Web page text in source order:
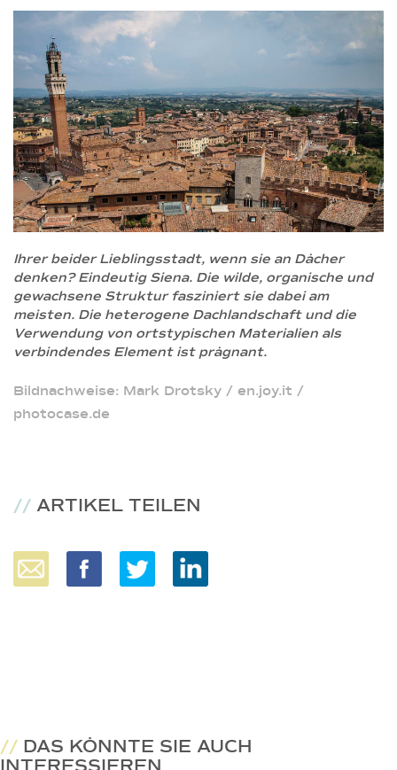
Ihrer beider Lieblingsstadt, wenn sie an Dächer
denken? Eindeutig Siena. Die wilde, organische und
gewachsene Struktur fasziniert sie dabei am
meisten. Die heterogene Dachlandschaft und die
Verwendung von ortstypischen Materialien als
verbindendes Element ist prägnant.
Bildnachweise: Mark Drotsky / en.joy.it /
photocase.de
// ARTIKEL TEILEN
// DAS KÖNNTE SIE AUCH